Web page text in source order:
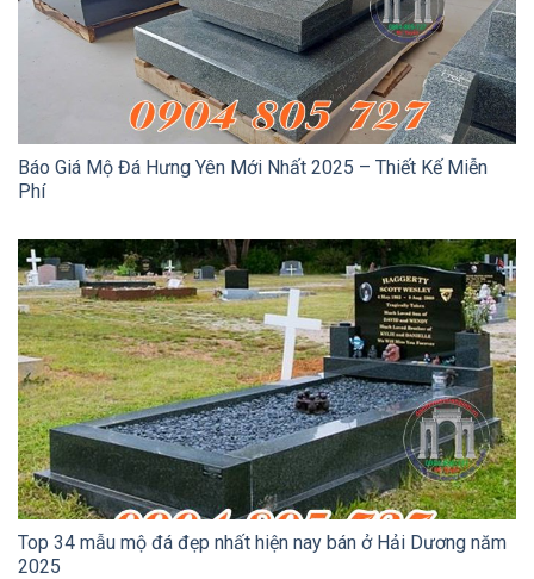
Báo Giá Mộ Đá Hưng Yên Mới Nhất 2025 – Thiết Kế Miễn
Phí
Top 34 mẫu mộ đá đẹp nhất hiện nay bán ở Hải Dương năm
2025